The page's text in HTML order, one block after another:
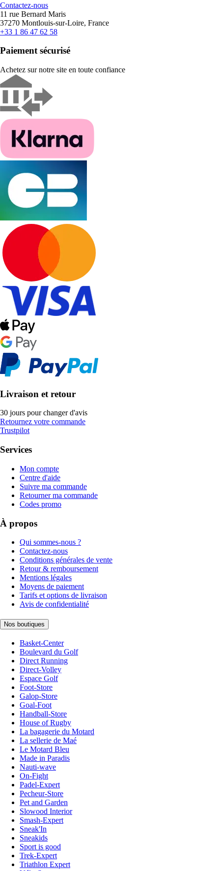
Contactez-nous
11 rue Bernard Maris
37270 Montlouis-sur-Loire, France
+33 1 86 47 62 58
Paiement sécurisé
Achetez sur notre site en toute confiance
Livraison et retour
30 jours pour changer d'avis
Retournez votre commande
Trustpilot
Services
Mon compte
Centre d'aide
Suivre ma commande
Retourner ma commande
Codes promo
À propos
Qui sommes-nous ?
Contactez-nous
Conditions générales de vente
Retour & remboursement
Mentions légales
Moyens de paiement
Tarifs et options de livraison
Avis de confidentialité
Nos boutiques
Basket-Center
Boulevard du Golf
Direct Running
Direct-Volley
Espace Golf
Foot-Store
Galop-Store
Goal-Foot
Handball-Store
House of Rugby
La bagagerie du Motard
La sellerie de Maé
Le Motard Bleu
Made in Paradis
Nauti-wave
On-Fight
Padel-Expert
Pecheur-Store
Pet and Garden
Slowood Interior
Smash-Expert
Sneak'In
Sneakids
Sport is good
Trek-Expert
Triathlon Expert